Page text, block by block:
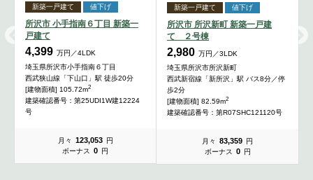
新築一戸建て 値下げ
所沢市 小手指南６丁目 新築一
戸建て
4,399 万円／4LDK
埼玉県所沢市小手指南６丁目
西武狭山線「下山口」駅 徒歩20分
[建物面積] 105.72m2
建築確認番号：第25UDI1W建12224
号
月々 123,053 円
ボーナス
0 円
新築一戸建て 値下げ
所沢市 所沢新町 新築一戸建
て ２号棟
2,980 万円／3LDK
埼玉県所沢市所沢新町
西武新宿線「新所沢」駅 バス8分／停
歩2分
[建物面積] 82.59m2
建築確認番号：第R07SHC121120号
月々 83,359 円
ボーナス
0 円